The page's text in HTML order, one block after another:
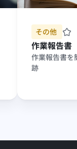
その他
作業報告書
作業報告書を
跡